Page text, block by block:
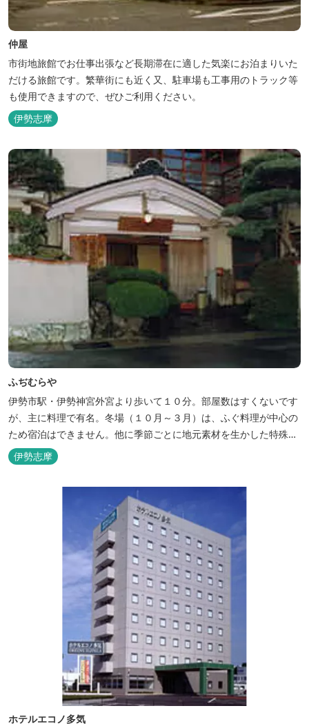
仲屋
市街地旅館でお仕事出張など長期滞在に適した気楽にお泊まりいた
だける旅館です。繁華街にも近く又、駐車場も工事用のトラック等
も使用できますので、ぜひご利用ください。
伊勢志摩
ふぢむらや
伊勢市駅・伊勢神宮外宮より歩いて１０分。部屋数はすくないです
が、主に料理で有名。冬場（１０月～３月）は、ふぐ料理が中心の
ため宿泊はできません。他に季節ごとに地元素材を生かした特殊料
理もお楽しみ頂けます。
伊勢志摩
ホテルエコノ多気